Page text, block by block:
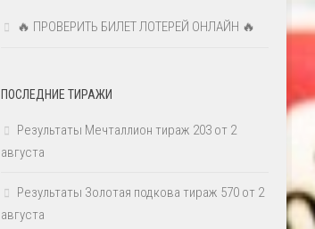
🔥 ПРОВЕРИТЬ БИЛЕТ ЛОТЕРЕЙ ОНЛАЙН 🔥
ПОСЛЕДНИЕ ТИРАЖИ
Результаты Мечталлион тираж 203 от 2
августа
Результаты Золотая подкова тираж 570 от 2
августа